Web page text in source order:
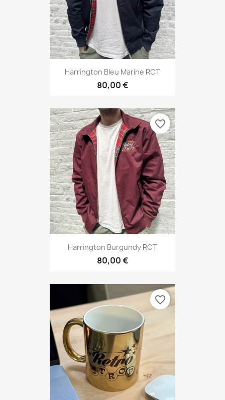
Harrington Bleu Marine RCT
80,00 €
Harrington Burgundy RCT
80,00 €
favorite_border
favorite_border